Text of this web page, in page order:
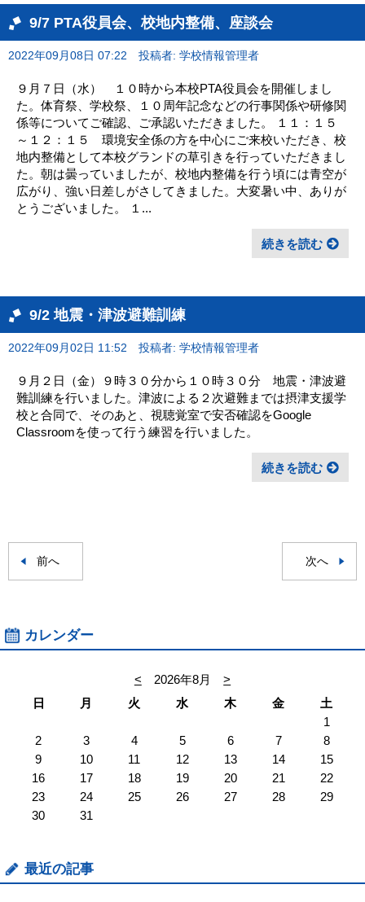
9/7 PTA役員会、校地内整備、座談会
2022年09月08日 07:22 投稿者: 学校情報管理者
９月７日（水） １０時から本校PTA役員会を開催しまし
た。体育祭、学校祭、１０周年記念などの行事関係や研修関
係等についてご確認、ご承認いただきました。 １１：１５
～１２：１５ 環境安全係の方を中心にご来校いただき、校
地内整備として本校グランドの草引きを行っていただきまし
た。朝は曇っていましたが、校地内整備を行う頃には青空が
広がり、強い日差しがさしてきました。大変暑い中、ありが
とうございました。 １...
続きを読む
9/2 地震・津波避難訓練
2022年09月02日 11:52 投稿者: 学校情報管理者
９月２日（金）９時３０分から１０時３０分 地震・津波避
難訓練を行いました。津波による２次避難までは摂津支援学
校と合同で、そのあと、視聴覚室で安否確認をGoogle
Classroomを使って行う練習を行いました。
続きを読む
前へ 次へ
カレンダー
< 2026年8月
>
日
月 火 水 木 金
土
1
2
3 4 5 6 7
8
9
10 11 12 13 14
15
16
17 18 19 20 21
22
23
24 25 26 27 28
29
30
31
最近の記事